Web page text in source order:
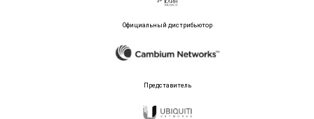
Официальный дистрибьютор
Представитель